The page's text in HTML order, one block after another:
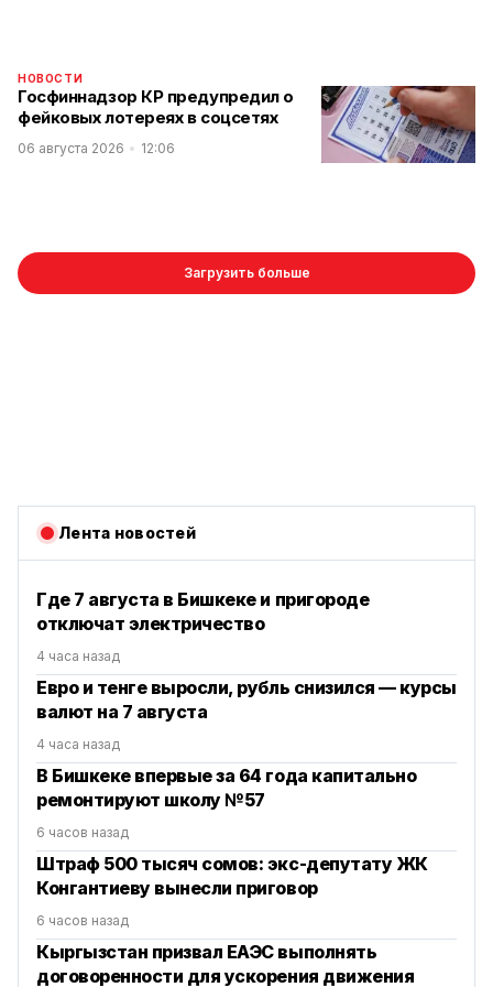
НОВОСТИ
Госфиннадзор КР предупредил о
фейковых лотереях в соцсетях
06 августа 2026 12:06
Загрузить больше
Лента новостей
Где 7 августа в Бишкеке и пригороде
отключат электричество
4 часа назад
Евро и тенге выросли, рубль снизился — курсы
валют на 7 августа
4 часа назад
В Бишкеке впервые за 64 года капитально
ремонтируют школу №57
6 часов назад
Штраф 500 тысяч сомов: экс-депутату ЖК
Конгантиеву вынесли приговор
6 часов назад
Кыргызстан призвал ЕАЭС выполнять
договоренности для ускорения движения